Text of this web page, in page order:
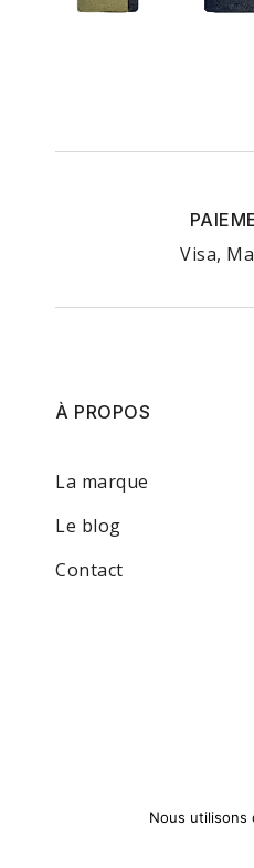
Visa,
À PROPOS
La marque
Le blog
Contact
Nous utilisons